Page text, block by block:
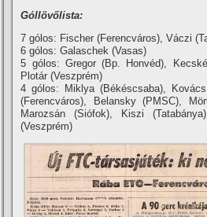
Góllövőlista:
7 gólos: Fischer (Ferencváros), Váczi
6 gólos: Galaschek (Vasas)
5 gólos: Gregor (Bp. Honvéd),
Plotár (Veszprém)
4 gólos: Miklya (Békéscsaba),
(Ferencváros), Belansky (PMSC),
Marozsán (Siófok), Kiszi
(Veszprém)